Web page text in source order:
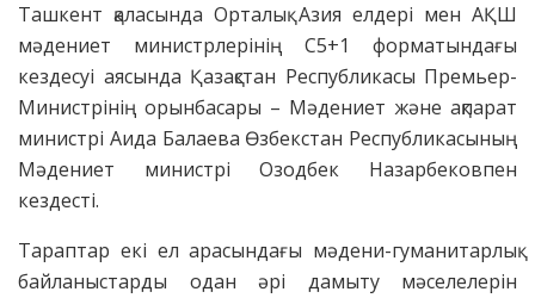
Ташкент қаласында Орталық Азия елдері мен АҚШ
мәдениет министрлерінің C5+1 форматындағы
кездесуі аясында Қазақстан Республикасы Премьер-
Министрінің орынбасары – Мәдениет және ақпарат
министрі Аида Балаева Өзбекстан Республикасының
Мәдениет министрі Озодбек Назарбековпен
кездесті.
Тараптар екі ел арасындағы мәдени-гуманитарлық
байланыстарды одан әрі дамыту мәселелерін